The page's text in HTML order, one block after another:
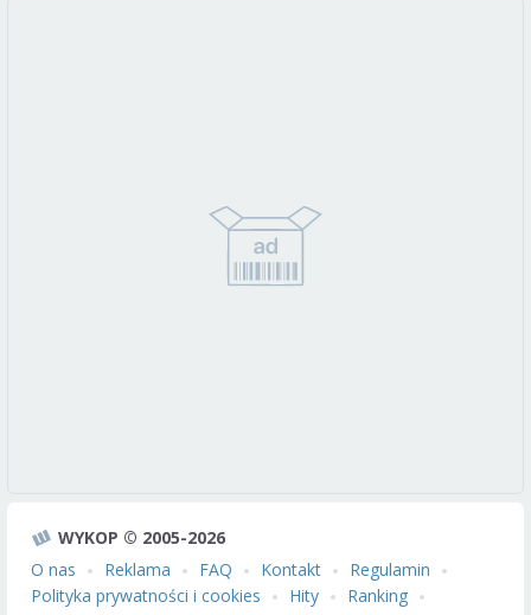
WYKOP © 2005-2026
O nas
Reklama FAQ Kontakt
Regulamin
Polityka prywatności i cookies
Hity
Ranking